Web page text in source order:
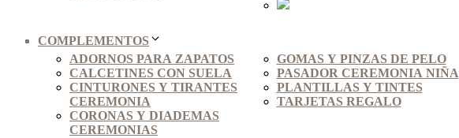
COMPLEMENTOS
ADORNOS PARA ZAPATOS
CALCETINES CON SUELA
CINTURONES Y TIRANTES
CEREMONIA
CORONAS Y DIADEMAS
CEREMONIAS
GOMAS Y PINZAS DE PELO
PASADOR CEREMONIA NIÑA
PLANTILLAS Y TINTES
TARJETAS REGALO